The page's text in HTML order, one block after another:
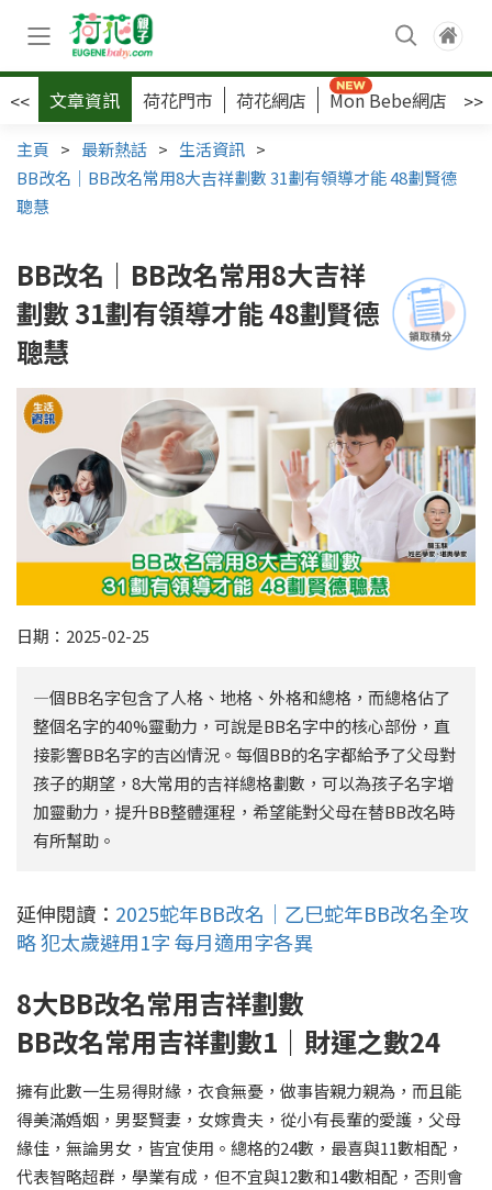
<< 文章資訊 荷花門市 荷花網店 Mon Bebe網店 >>
主頁 > 最新熱話 > 生活資訊 >
BB改名｜BB改名常用8大吉祥劃數 31劃有領導才能 48劃賢德
聰慧
BB改名｜BB改名常用8大吉祥
劃數 31劃有領導才能 48劃賢德
聰慧
日期：2025-02-25
—個BB名字包含了人格、地格、外格和總格，而總格佔了
整個名字的40%靈動力，可說是BB名字中的核心部份，直
接影響BB名字的吉凶情況。每個BB的名字都給予了父母對
孩子的期望，8大常用的吉祥總格劃數，可以為孩子名字增
加靈動力，提升BB整體運程，希望能對父母在替BB改名時
有所幫助。
延伸閱讀： 2025蛇年BB改名｜乙巳蛇年BB改名全攻
略 犯太歲避用1字 每月適用字各異
8大BB改名常用吉祥劃數
BB改名常用吉祥劃數1｜財運之數24
擁有此數一生易得財緣，衣食無憂，做事皆親力親為，而且能
得美滿婚姻，男娶賢妻，女嫁貴夫，從小有長輩的愛護，父母
緣佳，無論男女，皆宜使用。總格的24數，最喜與11數相配，
代表智略超群，學業有成，但不宜與12數和14數相配，否則會